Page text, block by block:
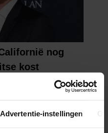
Advertentie-instellingen